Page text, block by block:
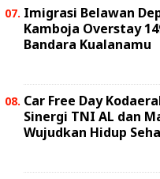
Imigrasi Belawan
Kamboja Overstay
Bandara Kualanamu
Car Free Day
Sinergi TNI AL dan
Wujudkan Hidup